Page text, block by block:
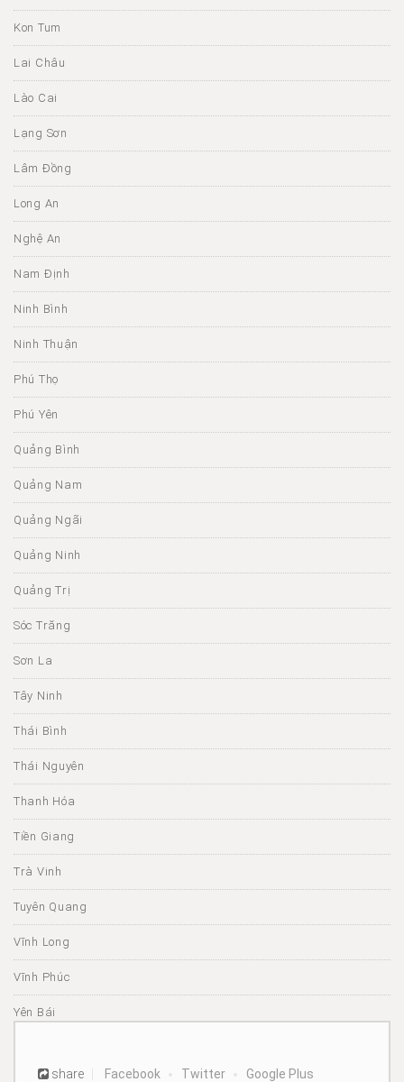
Kon Tum
Lai Châu
Lào Cai
Lạng Sơn
Lâm Đồng
Long An
Nghệ An
Nam Định
Ninh Bình
Ninh Thuận
Phú Thọ
Phú Yên
Quảng Bình
Quảng Nam
Quảng Ngãi
Quảng Ninh
Quảng Trị
Sóc Trăng
Sơn La
Tây Ninh
Thái Bình
Thái Nguyên
Thanh Hóa
Tiền Giang
Trà Vinh
Tuyên Quang
Vĩnh Long
Vĩnh Phúc
Yên Bái
share Facebook Twitter Google Plus